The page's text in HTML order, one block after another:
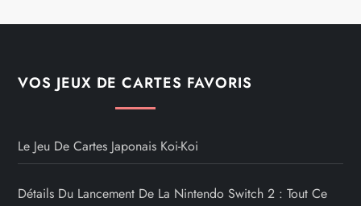
VOS JEUX DE CARTES FAVORIS
Le Jeu De Cartes Japonais Koi-Koi
Détails Du Lancement De La Nintendo Switch 2 : Tout Ce